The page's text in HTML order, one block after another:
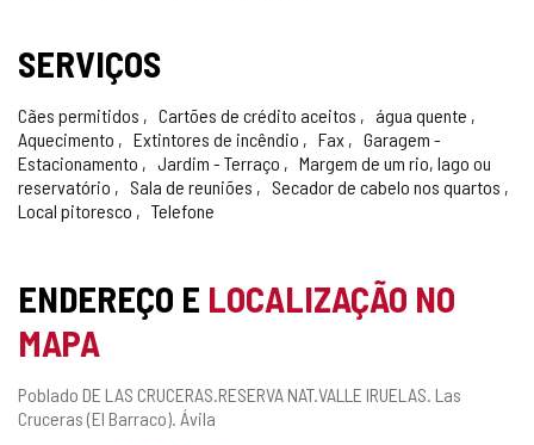
SERVIÇOS
Cães permitidos Cartões de crédito aceitos
água quente
Aquecimento
Extintores de incêndio Fax
Garagem -
Estacionamento
Jardim - Terraço
Margem de um rio, lago ou
reservatório
Sala de reuniões
Secador de cabelo nos quartos
Local pitoresco
Telefone
ENDEREÇO E LOCALIZAÇÃO NO
MAPA
Endereço
postal
Poblado DE LAS CRUCERAS.RESERVA NAT.VALLE IRUELAS. Las
Cruceras (El Barraco). Ávila